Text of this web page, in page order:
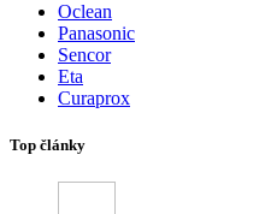
Oclean
Panasonic
Sencor
Eta
Curaprox
Top články